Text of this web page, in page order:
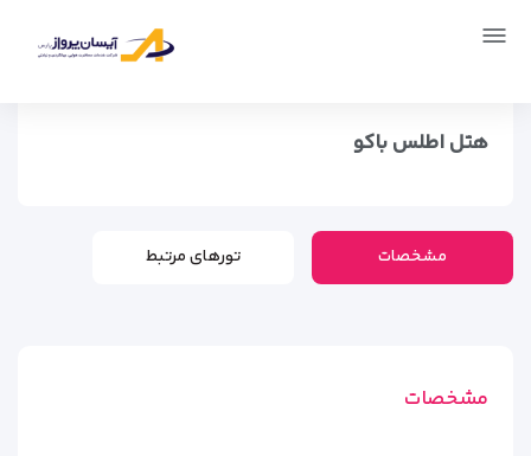
صفحه اصلی هتل اطلس باکو
هتل اطلس باکو
مشخصات تورهای مرتبط
مشخصات